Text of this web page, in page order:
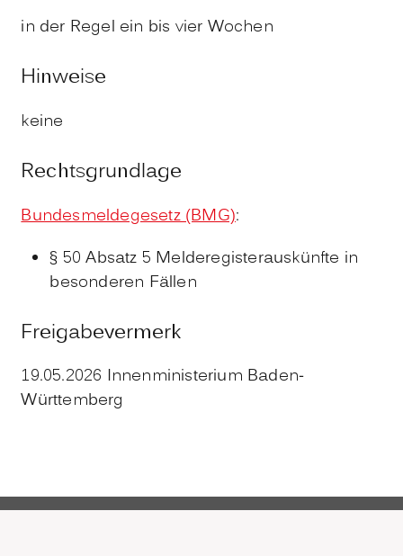
in der Regel ein bis vier Wochen
Hinweise
keine
Rechtsgrundlage
Bundesmeldegesetz (BMG):
§ 50 Absatz 5 Melderegisterauskünfte in
besonderen Fällen
Freigabevermerk
19.05.2026 Innenministerium Baden-
Württemberg